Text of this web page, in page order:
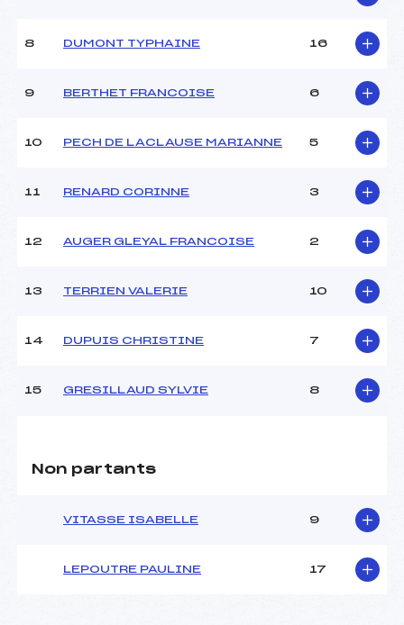
Ouvreurs D :
Météo :
Nombre de portes :
38
Traceur :
BANTIN (SA)
GUINAND (SA)
Ouvreurs C :
Ouvreurs E :
8 DUMONT TYPHAINE 16
9 BERTHET FRANCOISE 6
10 PECH DE LACLAUSE MARIANNE 5
11 RENARD CORINNE 3
12 AUGER GLEYAL FRANCOISE 2
13 TERRIEN VALERIE 10
14 DUPUIS CHRISTINE 7
15 GRESILLAUD SYLVIE 8
Non partants
VITASSE ISABELLE 9
LEPOUTRE PAULINE 17